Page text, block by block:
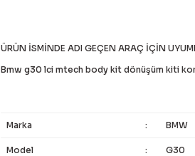
ÜRÜN İSMİNDE ADI GEÇEN ARAÇ İÇİN
Bmw g30 lci mtech body kit dönüşüm kiti
Marka : BMW
Model : G30